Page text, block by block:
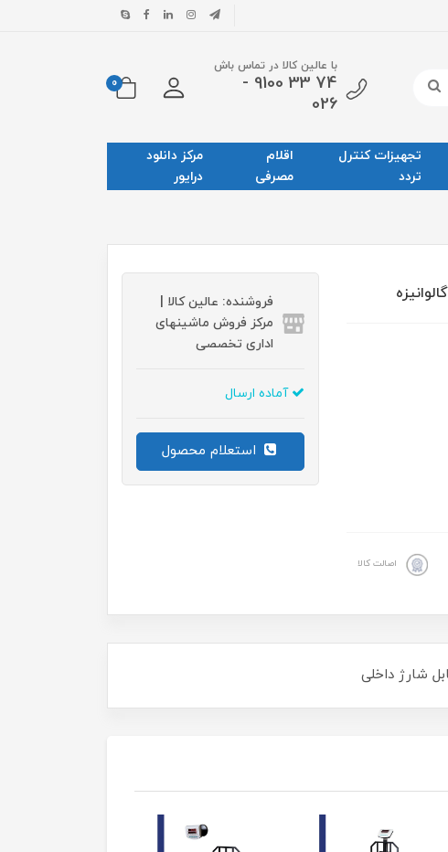
با عالین کالا در تماس باش
74 33 9100 -
026
0
تجهیزات کنترل
تردد
اقلام
مصرفی
مرکز دانلود
درایور
اصالت کالا
فروشنده: عالین کالا |
مرکز فروش ماشینهای
اداری تخصصی
آماده ارسال